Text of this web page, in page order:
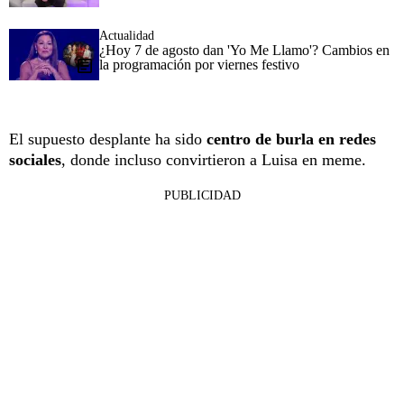
Actualidad
¿Hoy 7 de agosto dan 'Yo Me Llamo'? Cambios en
la programación por viernes festivo
El supuesto desplante ha sido centro de burla en redes
sociales, donde incluso convirtieron a Luisa en meme.
PUBLICIDAD